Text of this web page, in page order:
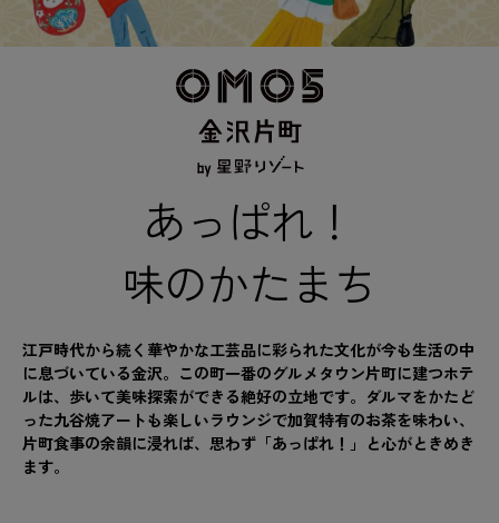
あっぱれ！
味のかたまち
江戸時代から続く華やかな工芸品に彩られた文化が今も生活の中
に息づいている金沢。この町一番のグルメタウン片町に建つホテ
ルは、歩いて美味探索ができる絶好の立地です。ダルマをかたど
った九谷焼アートも楽しいラウンジで加賀特有のお茶を味わい、
片町食事の余韻に浸れば、思わず「あっぱれ！」と心がときめき
ます。